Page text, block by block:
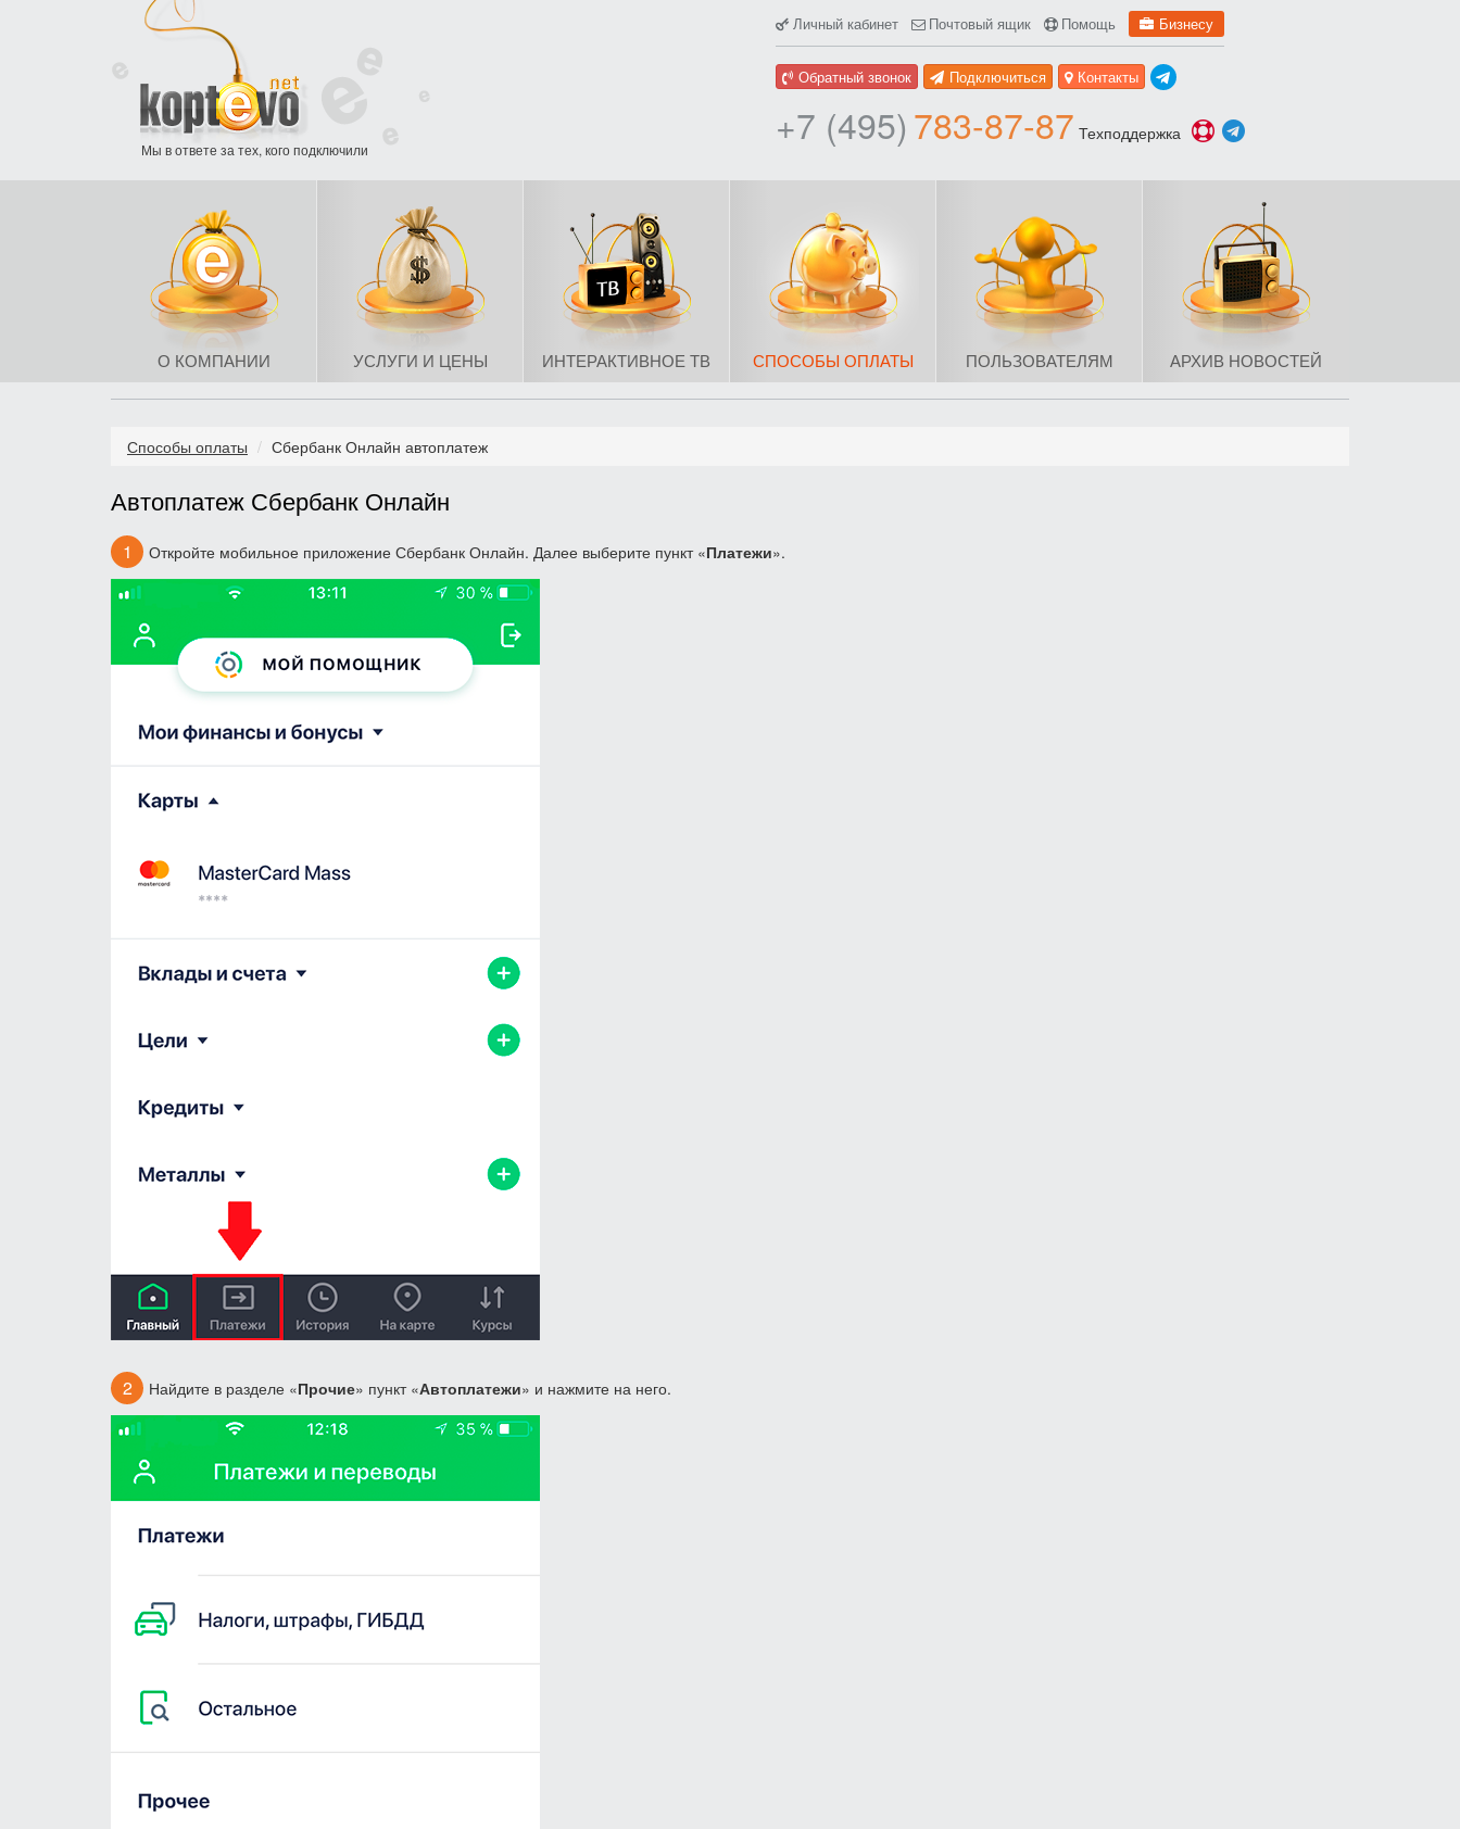
Мы в ответе за тех, кого подключили
Личный кабинет Почтовый ящик Помощь Бизнесу
Обратный звонок Подключиться Контакты
+7 (495)783-87-87 Техподдержка
О КОМПАНИИ УСЛУГИ И ЦЕНЫ ИНТЕРАКТИВНОЕ ТВ СПОСОБЫ ОПЛАТЫ ПОЛЬЗОВАТЕЛЯМ АРХИВ НОВОСТЕЙ
Способы оплаты Сбербанк Онлайн автоплатеж
Автоплатеж Сбербанк Онлайн
Откройте мобильное приложение Сбербанк Онлайн. Далее выберите пункт «Платежи».
Найдите в разделе «Прочие» пункт «Автоплатежи» и нажмите на него.